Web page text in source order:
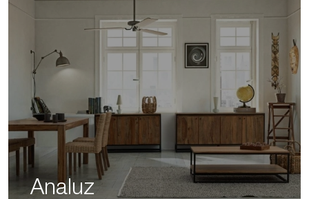
Analuz